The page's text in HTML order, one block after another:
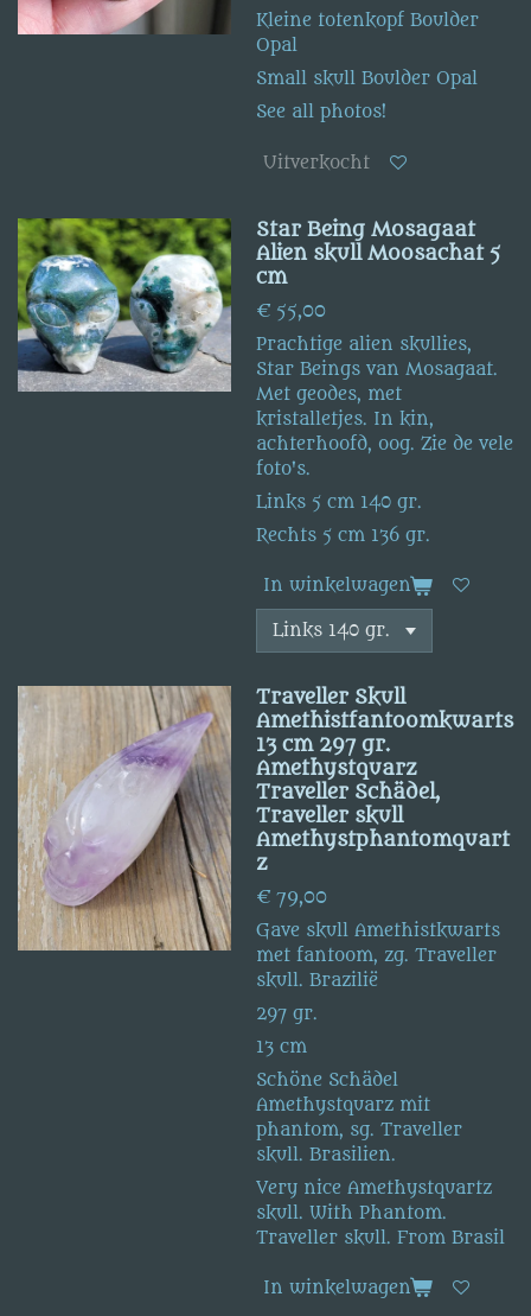
Kleine totenkopf Boulder
Opal
Small skull Boulder Opal
See all photos!
Uitverkocht
Star Being Mosagaat
Alien skull Moosachat 5
cm
€ 55,00
Prachtige alien skullies,
Star Beings van Mosagaat.
Met geodes, met
kristalletjes. In kin,
achterhoofd, oog. Zie de vele
foto's.
Links 5 cm 140 gr.
Rechts 5 cm 136 gr.
In winkelwagen
Traveller Skull
Amethistfantoomkwarts
13 cm 297 gr.
Amethystquarz
Traveller Schädel,
Traveller skull
Amethystphantomquart
z
€ 79,00
Gave skull Amethistkwarts
met fantoom, zg. Traveller
skull. Brazilië
297 gr.
13 cm
Schöne Schädel
Amethystquarz mit
phantom, sg. Traveller
skull. Brasilien.
Very nice Amethystquartz
skull. With Phantom.
Traveller skull. From Brasil
In winkelwagen